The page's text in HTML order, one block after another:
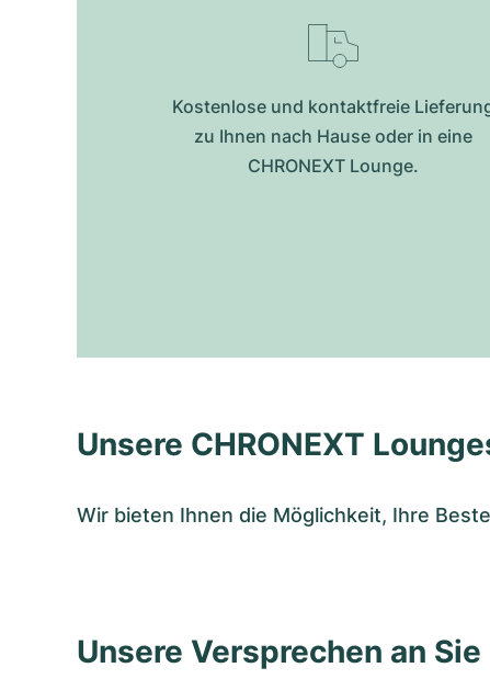
Kostenlose und kontaktfreie
zu Ihnen nach Hause oder in eine
CHRONEXT Lounge.
Unsere CHRONEXT
Wir bieten Ihnen die Möglichkeit, Ihre
Unsere Versprechen an Sie